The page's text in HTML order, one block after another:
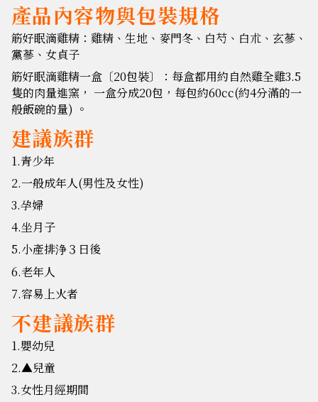
產品內容物與包裝規格
筋好眠滴雞精：雞精、生地、麥門冬、白芍、白朮、玄蔘、
黨蔘、女貞子
筋好眠滴雞精一盒〔20包裝〕：每盒都用約自然雞全雞3.5
隻的肉量進窯， 一盒分成20包，每包約60cc(約4分滿的一
般飯碗的量) 。
建議族群
1.青少年
2.一般成年人(男性及女性)
3.孕婦
4.坐月子
5.小產排浄３日後
6.老年人
7.容易上火者
不建議族群
1.嬰幼兒
2.▲兒童
3.女性月經期間